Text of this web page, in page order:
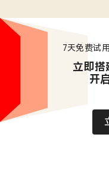
7天免费试
立即搭
开